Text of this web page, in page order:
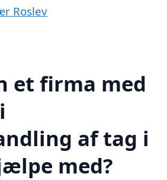
Roslev
et firma med
af tag i
med?